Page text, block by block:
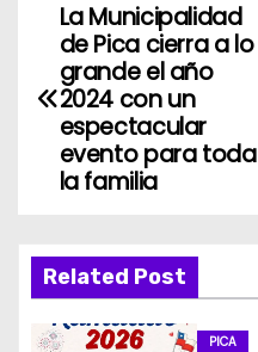
N
a
a
c
La Municipalidad
de Pica cierra a lo
grande el año
2024 con un
espectacular
evento para toda
la familia
Related Post
PICA